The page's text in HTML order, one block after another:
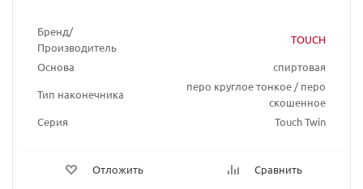
Бренд/
Производитель
TOUCH
Основа
спиртовая
Тип наконечника
перо круглое тонкое / перо
скошенное
Серия
Touch Twin
Отложить Сравнить